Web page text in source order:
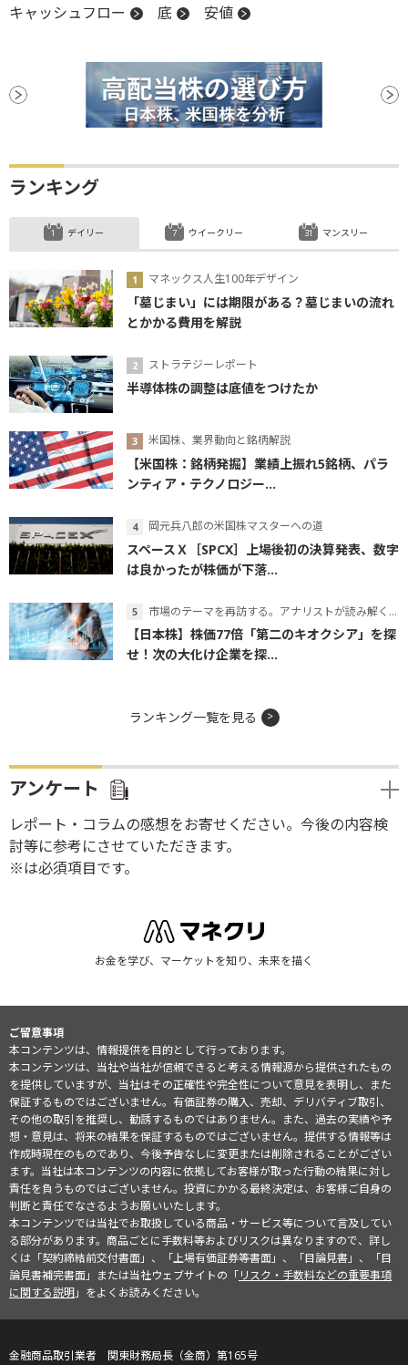
キャッシュフロー
底 安値
ランキング
デイリー
マネックス人生100年デザイン
「墓じまい」には期限がある？墓じまいの流れ
とかかる費用を解説
ストラテジーレポート
半導体株の調整は底値をつけたか
米国株、業界動向と銘柄解説
【米国株：銘柄発掘】業績上振れ5銘柄、パラ
ンティア・テクノロジー...
岡元兵八郎の米国株マスターへの道
スペースＸ［SPCX］上場後初の決算発表、数字
は良かったが株価が下落...
市場のテーマを再訪する。アナリストが読み解くテーマの本質
【日本株】株価77倍「第二のキオクシア」を探
せ！次の大化け企業を探...
ウイークリー マンスリー
ランキング一覧を見る
アンケート
レポート・コラムの感想をお寄せください。今後の内容検
討等に参考にさせていただきます。
※は必須項目です。
お金を学び、マーケットを知り、未来を描く
ご留意事項
本コンテンツは、情報提供を目的として行っております。
本コンテンツは、当社や当社が信頼できると考える情報源から提供されたもの
を提供していますが、当社はその正確性や完全性について意見を表明し、また
保証するものではございません。有価証券の購入、売却、デリバティブ取引、
その他の取引を推奨し、勧誘するものではありません。また、過去の実績や予
想・意見は、将来の結果を保証するものではございません。提供する情報等は
作成時現在のものであり、今後予告なしに変更または削除されることがござい
ます。当社は本コンテンツの内容に依拠してお客様が取った行動の結果に対し
責任を負うものではございません。投資にかかる最終決定は、お客様ご自身の
判断と責任でなさるようお願いいたします。
本コンテンツでは当社でお取扱している商品・サービス等について言及してい
る部分があります。商品ごとに手数料等およびリスクは異なりますので、詳し
くは「契約締結前交付書面」、「上場有価証券等書面」、「目論見書」、「目
論見書補完書面」または当社ウェブサイトの「リスク・手数料などの重要事項
に関する説明」をよくお読みください。
金融商品取引業者 関東財務局長（金商）第165号